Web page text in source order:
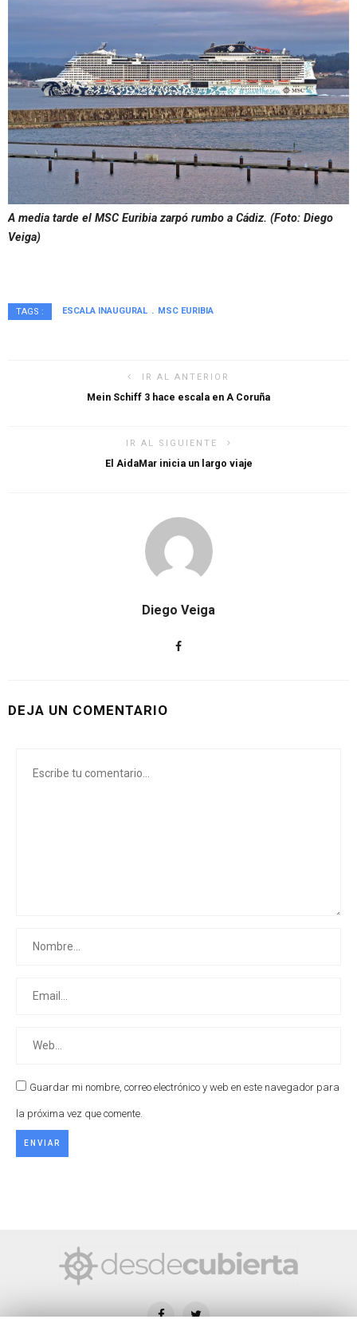
A media tarde el MSC Euribiazarpó rumbo a Cádiz. (Foto: Diego
Veiga)
TAGS : ESCALA INAUGURAL MSC EURIBIA
IR AL ANTERIOR
Mein Schiff 3 hace escala en A Coruña
IR AL SIGUIENTE
El AidaMar inicia un largo viaje
Diego Veiga
DEJA UN COMENTARIO
Guardar mi nombre, correo electrónico y web en este navegador para
la próxima vez que comente.